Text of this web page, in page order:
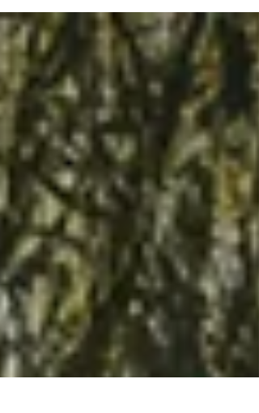
sagen: „Mach es meinen Weg, sonst zählt es
nicht.“ Aber ich und 5 Element Dragon Fire
Reiki sehen das komplett anders. Nimm dir
Tools, die wir dir zeigen, und mach sie zu
deinem eigenen. Wenn die Handpositionen
sich nicht richtig anfühlen, lass sie weg. Wenn
die Drachen dich in eine andere Richtung
führen, folge ihnen. Eine Session